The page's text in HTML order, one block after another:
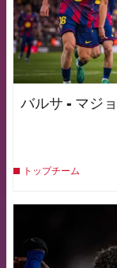
バルサ - マジ
トップチーム